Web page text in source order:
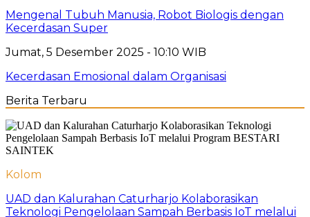
Mengenal Tubuh Manusia, Robot Biologis dengan
Kecerdasan Super
Jumat, 5 Desember 2025 - 10:10 WIB
Kecerdasan Emosional dalam Organisasi
Berita Terbaru
Kolom
UAD dan Kalurahan Caturharjo Kolaborasikan
Teknologi Pengelolaan Sampah Berbasis IoT melalui